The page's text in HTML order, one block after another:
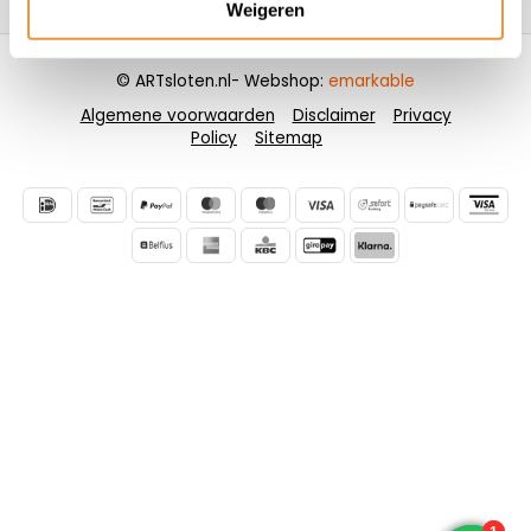
Weigeren
Algemene voorwaarden Disclaimer
Privacy
Policy
Sitemap
© ARTsloten.nl- Webshop: emarkable